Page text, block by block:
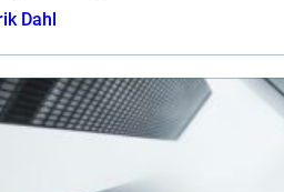
Dahl